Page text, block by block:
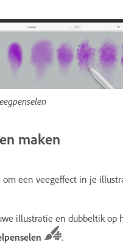
maken
om een veegeffect in je
illustratie en dubbeltik op
.